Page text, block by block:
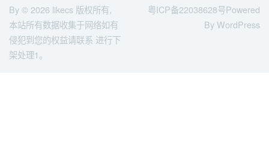
By © 2026 likecs 版权所有,
本站所有数据收集于网络如有
侵犯到您的权益请联系 进行下
架处理1。
粤ICP备22038628号Powered
By WordPress